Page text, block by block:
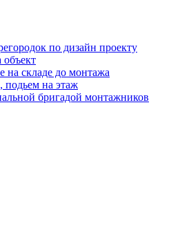
по дизайн проекту
на складе до монтажа
подьем на этаж
бригадой монтажников